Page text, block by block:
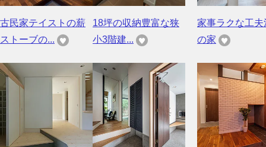
古民家テイストの薪
ストーブの...
18坪の収納豊富な狭
小3階建...
家事ラクな工夫
の家